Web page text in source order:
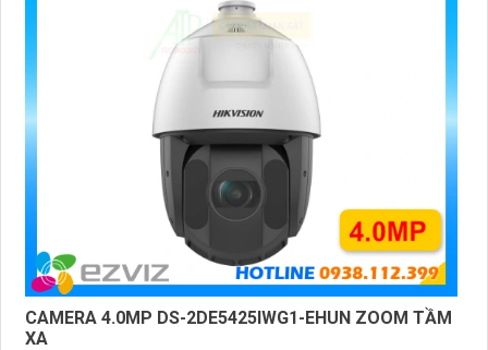
CAMERA 4.0MP DS-2DE5425IWG1-EHUN ZOOM TẦM
XA